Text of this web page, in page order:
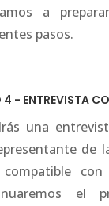
a
pasos.
4 - ENTREVISTA
una
de
compatible
el